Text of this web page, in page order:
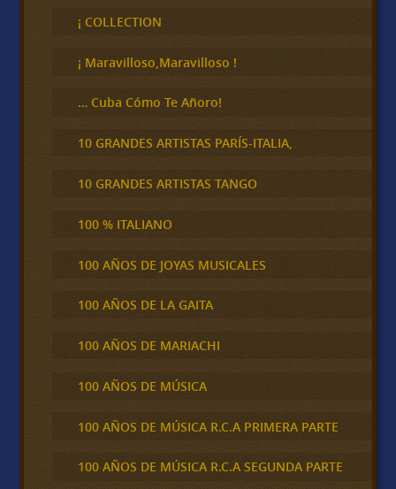
c
a
¡ COLLECTION
¡ Maravilloso,Maravilloso !
… Cuba Cómo Te Añoro!
10 GRANDES ARTISTAS PARÍS-ITALIA,
10 GRANDES ARTISTAS TANGO
100 % ITALIANO
100 AÑOS DE JOYAS MUSICALES
100 AÑOS DE LA GAITA
100 AÑOS DE MARIACHI
100 AÑOS DE MÚSICA
100 AÑOS DE MÚSICA R.C.A PRIMERA PARTE
100 AÑOS DE MÚSICA R.C.A SEGUNDA PARTE